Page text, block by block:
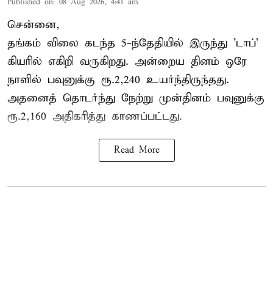
Published on: 08 Aug 2026, 4:41 am
சென்னை,
தங்கம் விலை கடந்த 5-ந்தேதியில் இருந்து 'டாப்'
கியரில் எகிறி வருகிறது. அன்றைய தினம் ஒரே
நாளில் பவுனுக்கு ரூ.2,240 உயர்ந்திருந்தது.
அதனைத் தொடர்ந்து நேற்று முன்தினம் பவுனுக்கு
ரூ.2,160 அதிகரித்து காணப்பட்டது.
Read More